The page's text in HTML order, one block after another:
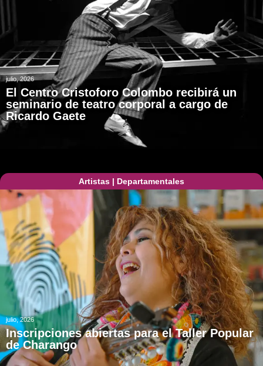
julio, 2026
El Centro Cristoforo Colombo recibirá un
seminario de teatro corporal a cargo de
Ricardo Gaete
Artistas | Departamentales
julio, 2026
Inscripciones abiertas para el Taller Popular
de Charango